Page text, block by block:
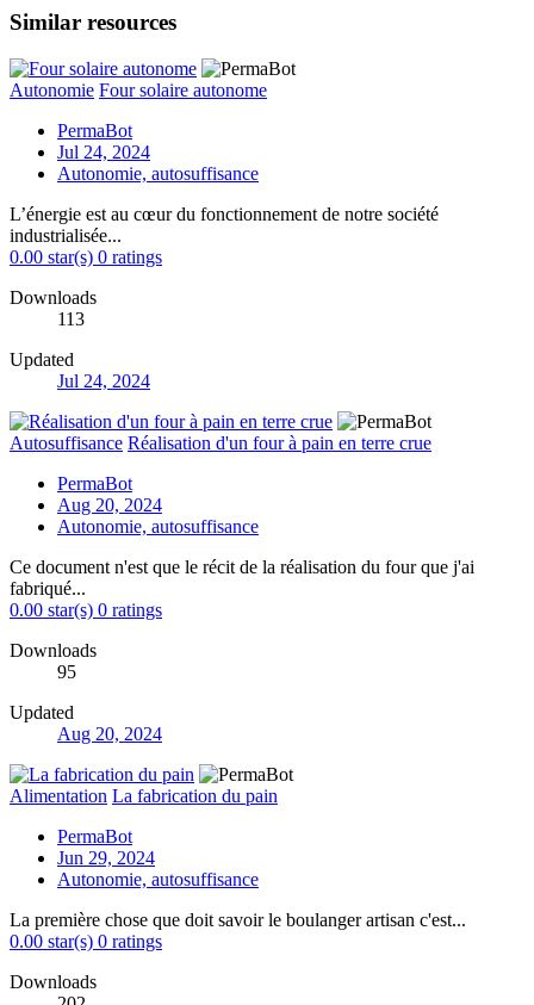
Similar resources
Autonomie Four solaire autonome
PermaBot
Jul 24, 2024
Autonomie, autosuffisance
L’énergie est au cœur du fonctionnement de notre société
industrialisée...
0.00 star(s) 0 ratings
Downloads
113
Updated
Jul 24, 2024
Autosuffisance Réalisation d'un four à pain en terre crue
PermaBot
Aug 20, 2024
Autonomie, autosuffisance
Ce document n'est que le récit de la réalisation du four que j'ai
fabriqué...
0.00 star(s) 0 ratings
Downloads
95
Updated
Aug 20, 2024
Alimentation La fabrication du pain
PermaBot
Jun 29, 2024
Autonomie, autosuffisance
La première chose que doit savoir le boulanger artisan c'est...
0.00 star(s) 0 ratings
Downloads